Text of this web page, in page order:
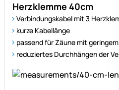
Herzklemme 40cm
Verbindungskabel mit 3
kurze Kabellänge
passend für Zäune mit
reduziertes Durchhängen der